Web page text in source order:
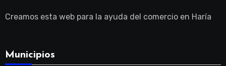
Creamos esta web para la ayuda del comercio en Haría
Municipios